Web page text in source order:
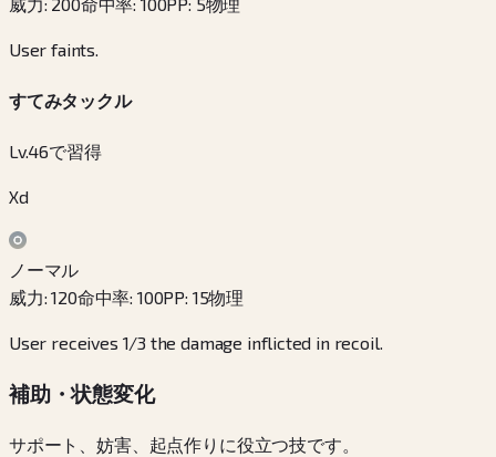
User faints.
すてみタックル
Lv.46で習得
Xd
ノーマル
威力:120命中率: 100PP: 15物理
User receives 1/3 the damage inflicted in recoil.
補助・状態変化
サポート、妨害、起点作りに役立つ技です。